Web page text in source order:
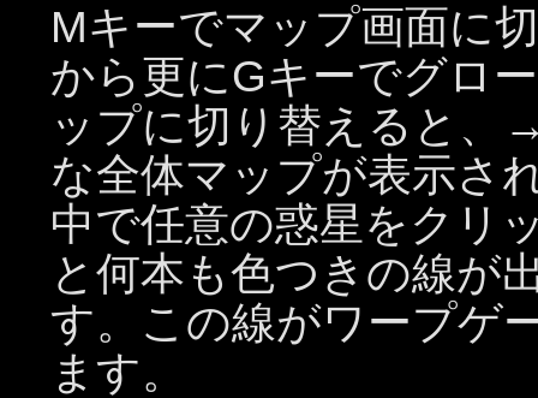
Mキーでマップ画面に
から更にGキーでグロ
ップに切り替えると、
な全体マップが表示さ
中で任意の惑星をクリ
と何本も色つきの線が
す。この線がワープゲ
ます。